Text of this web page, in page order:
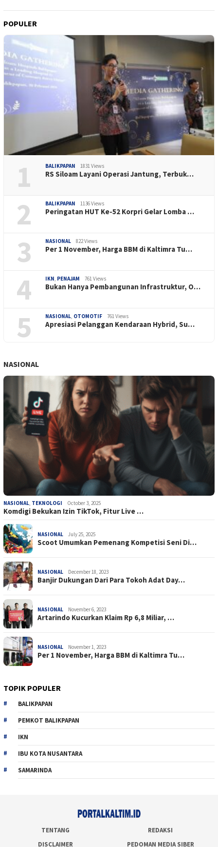
POPULER
1 BALIKPAPAN 1831 Views
RS Siloam Layani Operasi Jantung, Terbuk…
2 BALIKPAPAN 1136 Views
Peringatan HUT Ke-52 Korpri Gelar Lomba …
3 NASIONAL 822 Views
Per 1 November, Harga BBM di Kaltimra Tu…
4 IKN, PENAJAM 761 Views
Bukan Hanya Pembangunan Infrastruktur, O…
5 NASIONAL, OTOMOTIF 761 Views
Apresiasi Pelanggan Kendaraan Hybrid, Su…
NASIONAL
NASIONAL, TEKNOLOGI October 3, 2025
Komdigi Bekukan Izin TikTok, Fitur Live …
NASIONAL July 25, 2025
Scoot Umumkan Pemenang Kompetisi Seni Di…
NASIONAL December 18, 2023
Banjir Dukungan Dari Para Tokoh Adat Day…
NASIONAL November 6, 2023
Artarindo Kucurkan Klaim Rp 6,8 Miliar, …
NASIONAL November 1, 2023
Per 1 November, Harga BBM di Kaltimra Tu…
TOPIK POPULER
BALIKPAPAN
PEMKOT BALIKPAPAN
IKN
IBU KOTA NUSANTARA
SAMARINDA
TENTANG
REDAKSI
DISCLAIMER
PEDOMAN MEDIA SIBER